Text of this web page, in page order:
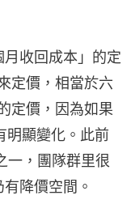
收回成本」的定
定價，相當於六
定價，因為如果
明顯變化。此前
一，團隊群里很
降價空間。